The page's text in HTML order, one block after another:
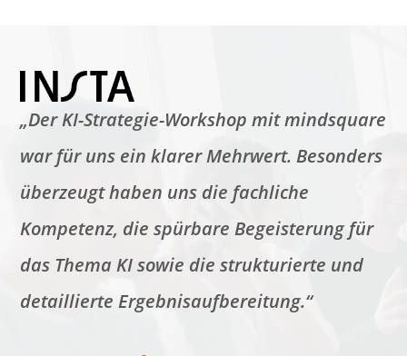
„Der KI-Strategie-Workshop mit mindsquare
war für uns ein klarer Mehrwert. Besonders
überzeugt haben uns die fachliche
Kompetenz, die spürbare Begeisterung für
das Thema KI sowie die strukturierte und
detaillierte Ergebnisaufbereitung.“